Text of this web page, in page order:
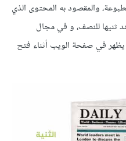
والمقصود به المحتوى الذي
ثنيها للنصف، و في مجال
في صفحة الويب أثناء فتح